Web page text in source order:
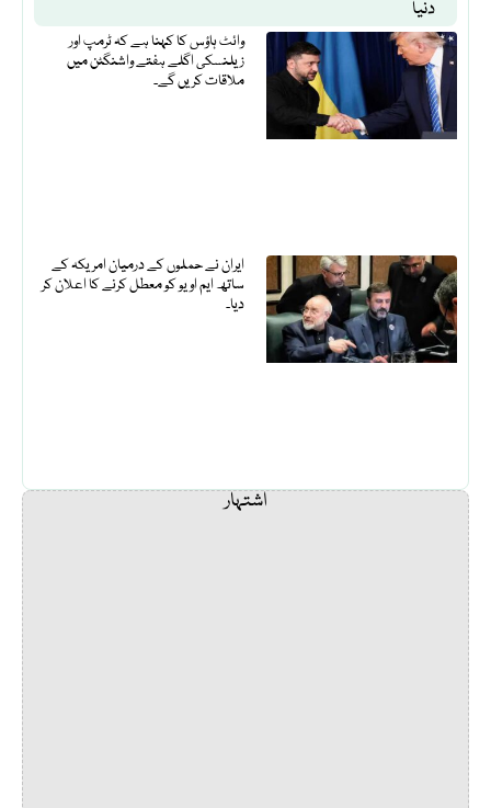
دنیا
وائٹ ہاؤس کا کہنا ہے کہ ٹرمپ اور
زیلنسکی اگلے ہفتے واشنگٹن میں
ملاقات کریں گے۔
ایران نے حملوں کے درمیان امریکہ کے
ساتھ ایم او یو کو معطل کرنے کا اعلان کر
دیا۔
اشتہار